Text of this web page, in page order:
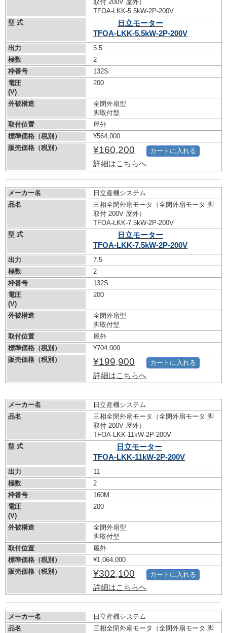
取付 200V 屋外）
TFOA-LKK-5.5kW-2P-200V
型 式
日立モーター
TFOA-LKK-5.5kW-2P-200V
出力
5.5
極数
2
枠番号
132S
電圧
(V)
200
外被構造
全閉外扇型
脚取付型
取付位置
屋外
標準価格（税別）
¥564,000
販売価格（税別）
¥160,200
詳細はこちらへ
カートに入れる
メーカー名
日立産機システム
品名
三相全閉外扇モータ（全閉外扇モータ 脚
取付 200V 屋外）
TFOA-LKK-7.5kW-2P-200V
型 式
日立モーター
TFOA-LKK-7.5kW-2P-200V
出力
7.5
極数
2
枠番号
132S
電圧
(V)
200
外被構造
全閉外扇型
脚取付型
取付位置
屋外
標準価格（税別）
¥704,000
販売価格（税別）
¥199,900
詳細はこちらへ
カートに入れる
メーカー名
日立産機システム
品名
三相全閉外扇モータ（全閉外扇モータ 脚
取付 200V 屋外）
TFOA-LKK-11kW-2P-200V
型 式
日立モーター
TFOA-LKK-11kW-2P-200V
出力
11
極数
2
枠番号
160M
電圧
(V)
200
外被構造
全閉外扇型
脚取付型
取付位置
屋外
標準価格（税別）
¥1,064,000
販売価格（税別）
¥302,100
詳細はこちらへ
カートに入れる
メーカー名
日立産機システム
品名
三相全閉外扇モータ（全閉外扇モータ 脚